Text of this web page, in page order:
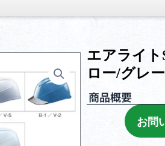
エアライ
ロー/グレー
商品概要
お問